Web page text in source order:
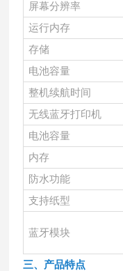
屏幕分辨率
运行内存
存储
电池容量
整机续航时间
无线蓝牙打印机
电池容量
内存
防水功能
支持纸型
蓝牙模块
三、产品特点